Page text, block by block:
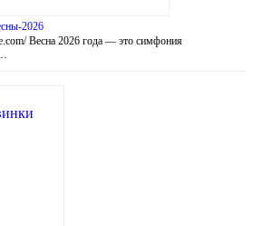
2026
Весна 2026 года — это симфония